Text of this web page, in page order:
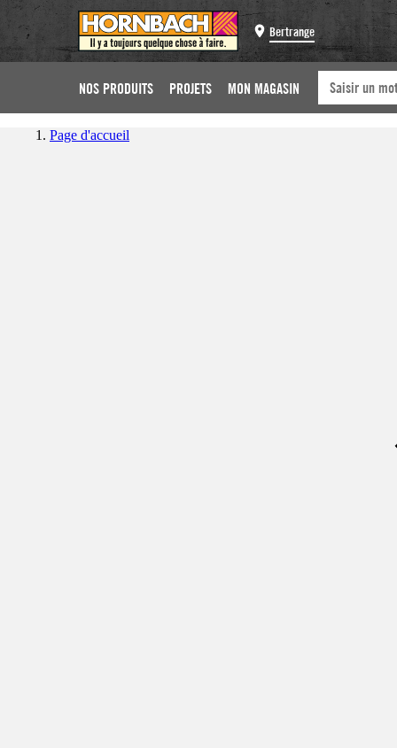
Bertrange
NOS PRODUITS PROJETS MON MAGASIN
Page d'accueil